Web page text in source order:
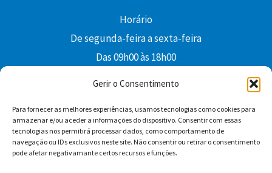
Gerir o Consentimento
Para fornecer as melhores experiências, usamos tecnologias como cookies para
armazenar e/ou aceder a informações do dispositivo. Consentir com essas
tecnologias nos permitirá processar dados, como comportamento de
navegação ou IDs exclusivos neste site. Não consentir ou retirar o consentimento
pode afetar negativamante certos recursos e funções.
Horário
De segunda-feira a sexta-feira
Das 09h00 às 18h00
Facebook YouTube Instagram
Whatsapp
Condições Gerais de Venda